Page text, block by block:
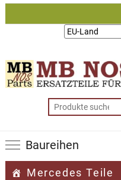
Zum
Lieferung
Baureihen
Mercedes Teile